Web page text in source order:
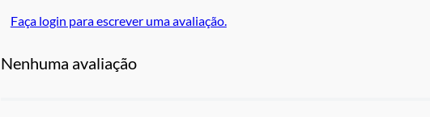
Faça login para escrever uma avaliação.
Nenhuma avaliação